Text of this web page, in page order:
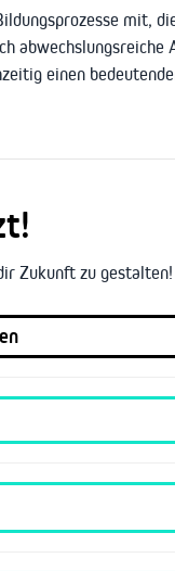
mit,
abwechslungsreiche
einen
Zukunft zu gestalten!